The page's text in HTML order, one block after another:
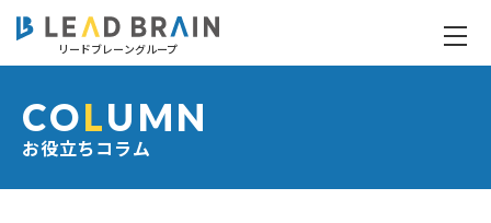
リードブレーングループ
お役立ちコラム
COLUMN